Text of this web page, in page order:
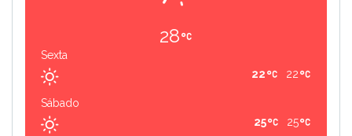
28
Sexta
22
22
Sábado
25
25